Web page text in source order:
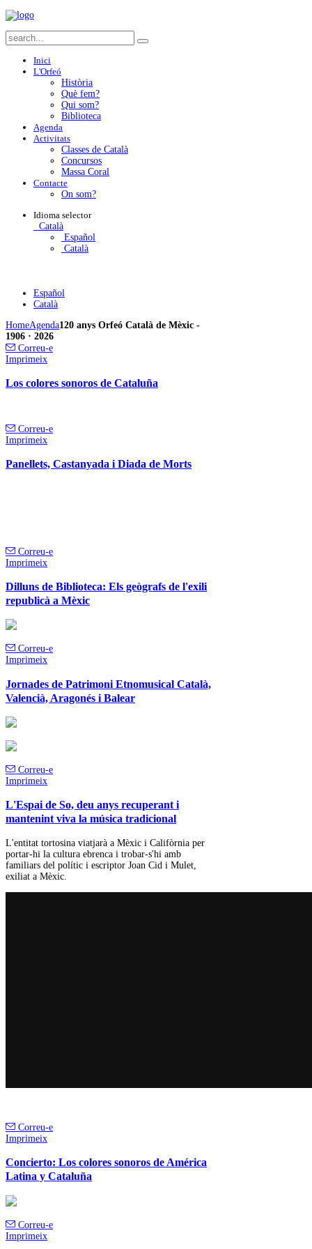
Inici
L'Orfeó
Història
Què fem?
Qui som?
Biblioteca
Agenda
Activitats
Classes de Català
Concursos
Massa Coral
Contacte
On som?
Idioma selector
Català
Español
Català
Español
Català
HomeAgenda120 anys Orfeó Català de Mèxic -
1906 · 2026
Correu-e
Imprimeix
Los colores sonoros de Cataluña
Correu-e
Imprimeix
Panellets, Castanyada i Diada de Morts
Correu-e
Imprimeix
Dilluns de Biblioteca: Els geògrafs de l'exili
republicà a Mèxic
Correu-e
Imprimeix
Jornades de Patrimoni Etnomusical Català,
Valencià, Aragonés i Balear
Correu-e
Imprimeix
L'Espai de So, deu anys recuperant i
mantenint viva la música tradicional
L'entitat tortosina viatjarà a Mèxic i Califòrnia per
portar-hi la cultura ebrenca i trobar-s'hi amb
familiars del polític i escriptor Joan Cid i Mulet,
exiliat a Mèxic.
Correu-e
Imprimeix
Concierto: Los colores sonoros de América
Latina y Cataluña
Correu-e
Imprimeix